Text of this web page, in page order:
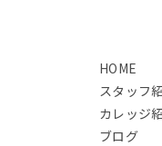
HOME
スタッフ
カレッジ
ブログ